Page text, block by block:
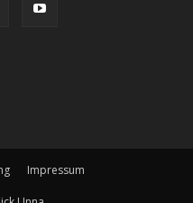
Impressum